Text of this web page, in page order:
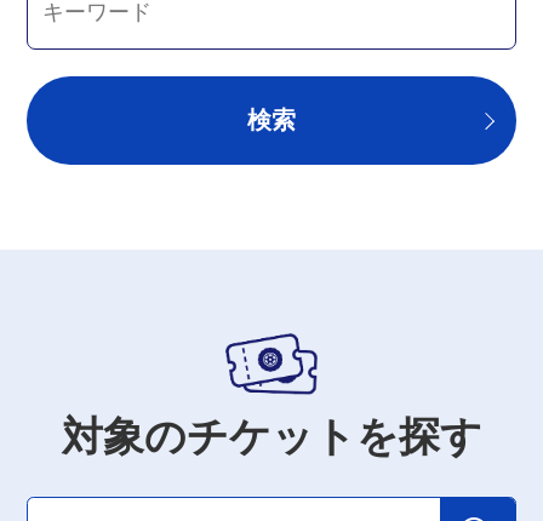
検索
対象のチケットを探す